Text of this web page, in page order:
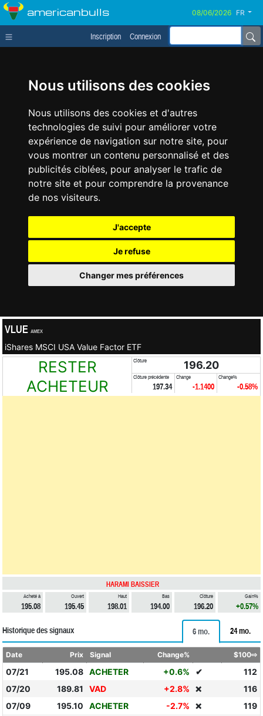
Nous utilisons des cookies
Nous utilisons des cookies et d'autres
technologies de suivi pour améliorer votre
expérience de navigation sur notre site, pour
vous montrer un contenu personnalisé et des
publicités ciblées, pour analyser le trafic de
notre site et pour comprendre la provenance
de nos visiteurs.
J'accepte
Je refuse
Changer mes préférences
americanbulls FR
Inscription Connexion
VLUE AMEX
iShares MSCI USA Value Factor ETF
RESTER
ACHETEUR
Clôture 196.20
Clôture précédente
197.34
Change
-1.1400
Change%
-0.58%
HARAMI BAISSIER
Acheté à
195.08
Ouvert
195.45
Haut
198.01
Bas
194.00
Clôture
196.20
Gain%
+0.57%
Historique des signaux 6 mo. 24 mo.
Date Prix Signal Change% $100⇨
07/21 195.08 ACHETER +0.6% ✔
112
07/20
189.81 VAD +2.8% ❌
116
07/09
195.10 ACHETER -2.7% ❌
119